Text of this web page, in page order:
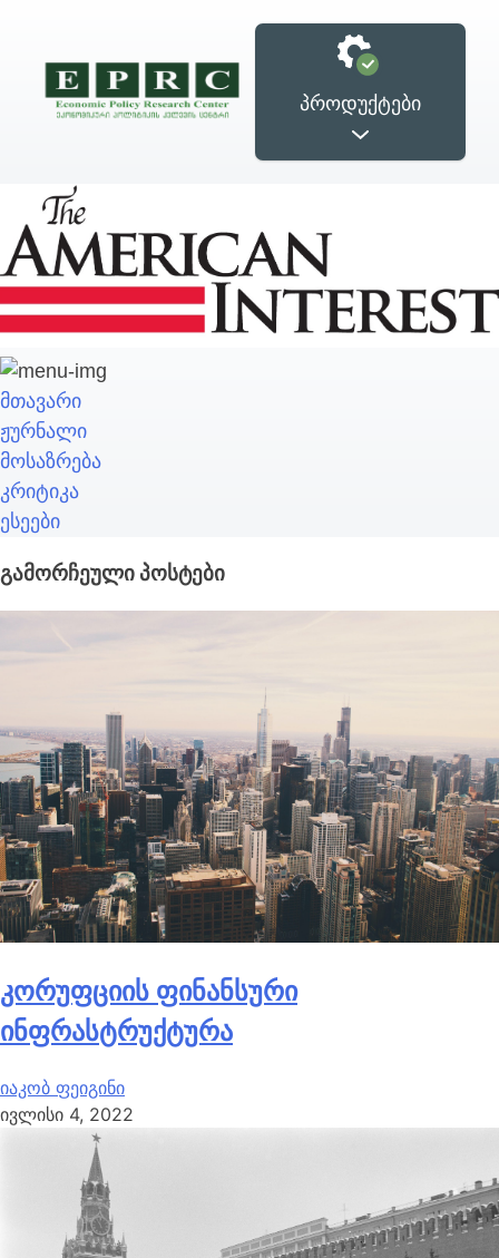
პროდუქტები
ახლოს ევროპასთან
შესაძლებლობები
ქალთა ეკონომიკური
გაძლიერებისთვის
ამერიკული ინტერესი
American Purpose
ეკონომიკური
მთავარი
ჟურნალი
მოსაზრება
კრიტიკა
ესეები
გამორჩეული პოსტები
კორუფციის ფინანსური
ინფრასტრუქტურა
იაკობ ფეიგინი
ივლისი 4, 2022